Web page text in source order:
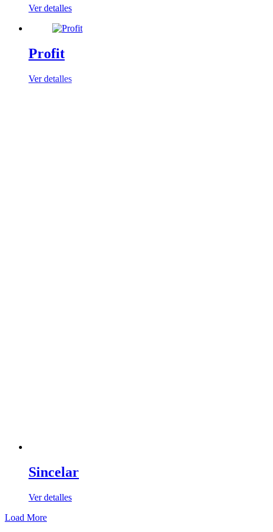
Ver detalles
Profit
Ver detalles
Sincelar
Ver detalles
Load More